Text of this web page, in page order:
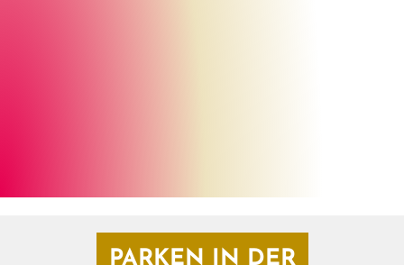
PARKEN IN DER